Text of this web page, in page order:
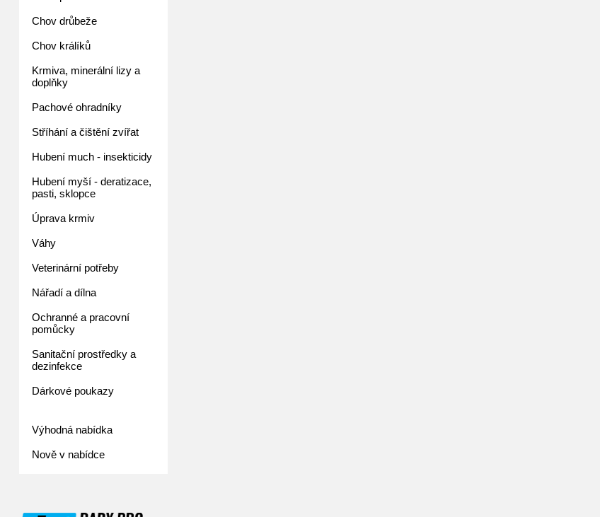
Chov drůbeže
Chov králíků
Krmiva, minerální lizy a
doplňky
Pachové ohradníky
Stříhání a čištění zvířat
Hubení much - insekticidy
Hubení myší - deratizace,
pasti, sklopce
Úprava krmiv
Váhy
Veterinární potřeby
Nářadí a dílna
Ochranné a pracovní
pomůcky
Sanitační prostředky a
dezinfekce
Dárkové poukazy
Výhodná nabídka
Nově v nabídce